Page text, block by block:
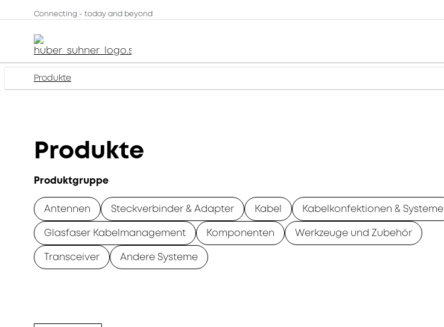
Connecting - today and beyond
Produkte
Produkte
Produktgruppe
Antennen Steckverbinder & Adapter Kabel
Kabelkonfektionen & Systeme
Glasfaser Kabelmanagement
Komponenten
Werkzeuge und Zubehör
Transceiver
Andere Systeme